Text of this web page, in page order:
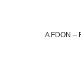
A FDON –